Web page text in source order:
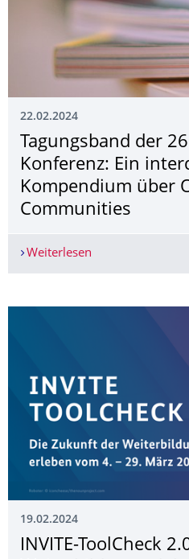
22.02.2024
Tagungsband der
Konferenz: Ein
Kompendium über
Communities
Weiterlesen
19.02.2024
INVITE-ToolCheck